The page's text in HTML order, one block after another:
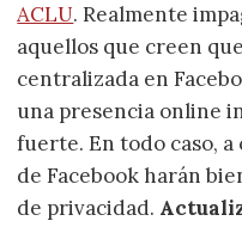
ACLU. Realmente
aquellos que creen
centralizada en
una presencia online
fuerte. En todo caso,
de Facebook harán
de privacidad.